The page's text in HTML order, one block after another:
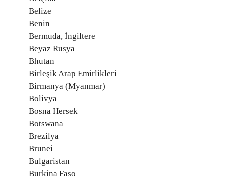
Belize
Benin
Bermuda, İngiltere
Beyaz Rusya
Bhutan
Birleşik Arap Emirlikleri
Birmanya (Myanmar)
Bolivya
Bosna Hersek
Botswana
Brezilya
Brunei
Bulgaristan
Burkina Faso